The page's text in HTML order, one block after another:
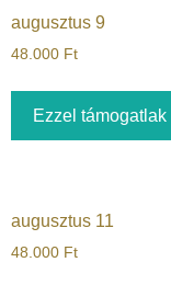
augusztus 9
48.000 Ft
Ezzel támogatlak
augusztus 11
48.000 Ft